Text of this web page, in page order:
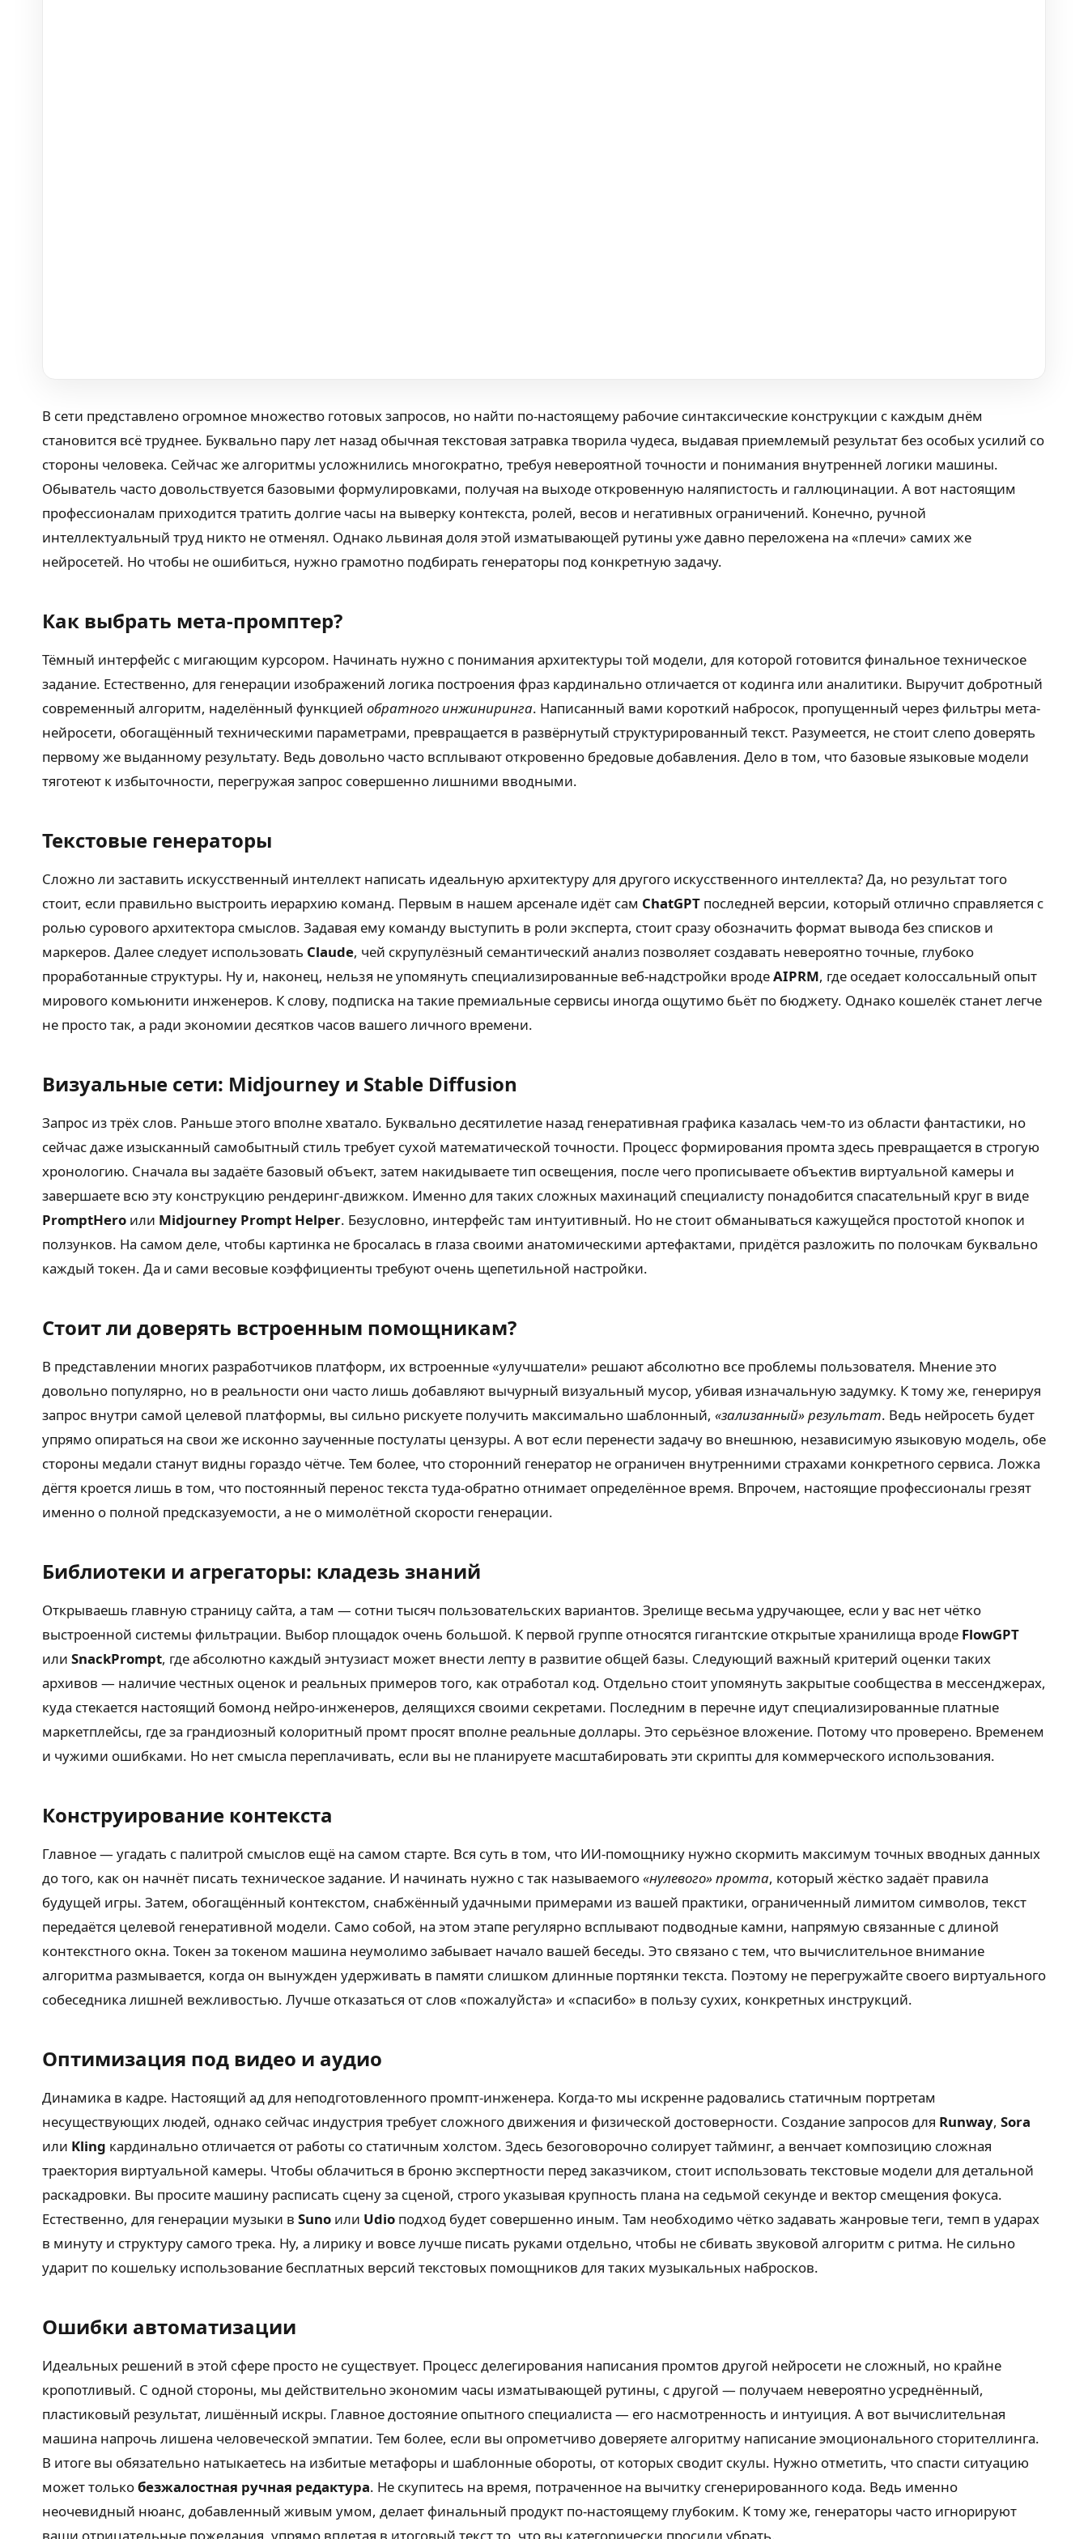
В сети представлено огромное множество готовых запросов, но найти по-настоящему рабочие синтаксические конструкции с каждым днём
становится всё труднее. Буквально пару лет назад обычная текстовая затравка творила чудеса, выдавая приемлемый результат без особых усилий со
стороны человека. Сейчас же алгоритмы усложнились многократно, требуя невероятной точности и понимания внутренней логики машины.
Обыватель часто довольствуется базовыми формулировками, получая на выходе откровенную наляпистость и галлюцинации. А вот настоящим
профессионалам приходится тратить долгие часы на выверку контекста, ролей, весов и негативных ограничений. Конечно, ручной
интеллектуальный труд никто не отменял. Однако львиная доля этой изматывающей рутины уже давно переложена на «плечи» самих же
нейросетей. Но чтобы не ошибиться, нужно грамотно подбирать генераторы под конкретную задачу.
Как выбрать мета-промптер?
Тёмный интерфейс с мигающим курсором. Начинать нужно с понимания архитектуры той модели, для которой готовится финальное техническое
задание. Естественно, для генерации изображений логика построения фраз кардинально отличается от кодинга или аналитики. Выручит добротный
современный алгоритм, наделённый функцией обратного инжиниринга. Написанный вами короткий набросок, пропущенный через фильтры мета-
нейросети, обогащённый техническими параметрами, превращается в развёрнутый структурированный текст. Разумеется, не стоит слепо доверять
первому же выданному результату. Ведь довольно часто всплывают откровенно бредовые добавления. Дело в том, что базовые языковые модели
тяготеют к избыточности, перегружая запрос совершенно лишними вводными.
Текстовые генераторы
Сложно ли заставить искусственный интеллект написать идеальную архитектуру для другого искусственного интеллекта? Да, но результат того
стоит, если правильно выстроить иерархию команд. Первым в нашем арсенале идёт сам ChatGPT последней версии, который отлично справляется с
ролью сурового архитектора смыслов. Задавая ему команду выступить в роли эксперта, стоит сразу обозначить формат вывода без списков и
маркеров. Далее следует использовать Claude, чей скрупулёзный семантический анализ позволяет создавать невероятно точные, глубоко
проработанные структуры. Ну и, наконец, нельзя не упомянуть специализированные веб-надстройки вродеAIPRM, где оседает колоссальный опыт
мирового комьюнити инженеров. К слову, подписка на такие премиальные сервисы иногда ощутимо бьёт по бюджету. Однако кошелёк станет легче
не просто так, а ради экономии десятков часов вашего личного времени.
Визуальные сети: Midjourney и Stable Diffusion
Запрос из трёх слов. Раньше этого вполне хватало. Буквально десятилетие назад генеративная графика казалась чем-то из области фантастики, но
сейчас даже изысканный самобытный стиль требует сухой математической точности. Процесс формирования промта здесь превращается в строгую
хронологию. Сначала вы задаёте базовый объект, затем накидываете тип освещения, после чего прописываете объектив виртуальной камеры и
завершаете всю эту конструкцию рендеринг-движком. Именно для таких сложных махинаций специалисту понадобится спасательный круг в виде
PromptHero или Midjourney Prompt Helper. Безусловно, интерфейс там интуитивный. Но не стоит обманываться кажущейся простотой кнопок и
ползунков. На самом деле, чтобы картинка не бросалась в глаза своими анатомическими артефактами, придётся разложить по полочкам буквально
каждый токен. Да и сами весовые коэффициенты требуют очень щепетильной настройки.
Стоит ли доверять встроенным помощникам?
В представлении многих разработчиков платформ, их встроенные «улучшатели» решают абсолютно все проблемы пользователя. Мнение это
довольно популярно, но в реальности они часто лишь добавляют вычурный визуальный мусор, убивая изначальную задумку. К тому же, генерируя
запрос внутри самой целевой платформы, вы сильно рискуете получить максимально шаблонный, «зализанный» результат. Ведь нейросеть будет
упрямо опираться на свои же исконно заученные постулаты цензуры. А вот если перенести задачу во внешнюю, независимую языковую модель, обе
стороны медали станут видны гораздо чётче. Тем более, что сторонний генератор не ограничен внутренними страхами конкретного сервиса. Ложка
дёгтя кроется лишь в том, что постоянный перенос текста туда-обратно отнимает определённое время. Впрочем, настоящие профессионалы грезят
именно о полной предсказуемости, а не о мимолётной скорости генерации.
Библиотеки и агрегаторы: кладезь знаний
Открываешь главную страницу сайта, а там — сотни тысяч пользовательских вариантов. Зрелище весьма удручающее, если у вас нет чётко
выстроенной системы фильтрации. Выбор площадок очень большой. К первой группе относятся гигантские открытые хранилища вроде FlowGPT
или SnackPrompt, где абсолютно каждый энтузиаст может внести лепту в развитие общей базы. Следующий важный критерий оценки таких
архивов — наличие честных оценок и реальных примеров того, как отработал код. Отдельно стоит упомянуть закрытые сообщества в мессенджерах,
куда стекается настоящий бомонд нейро-инженеров, делящихся своими секретами. Последним в перечне идут специализированные платные
маркетплейсы, где за грандиозный колоритный промт просят вполне реальные доллары. Это серьёзное вложение. Потому что проверено. Временем
и чужими ошибками. Но нет смысла переплачивать, если вы не планируете масштабировать эти скрипты для коммерческого использования.
Конструирование контекста
Главное — угадать с палитрой смыслов ещё на самом старте. Вся суть в том, что ИИ-помощнику нужно скормить максимум точных вводных данных
до того, как он начнёт писать техническое задание. И начинать нужно с так называемого«нулевого» промта, который жёстко задаёт правила
будущей игры. Затем, обогащённый контекстом, снабжённый удачными примерами из вашей практики, ограниченный лимитом символов, текст
передаётся целевой генеративной модели. Само собой, на этом этапе регулярно всплывают подводные камни, напрямую связанные с длиной
контекстного окна. Токен за токеном машина неумолимо забывает начало вашей беседы. Это связано с тем, что вычислительное внимание
алгоритма размывается, когда он вынужден удерживать в памяти слишком длинные портянки текста. Поэтому не перегружайте своего виртуального
собеседника лишней вежливостью. Лучше отказаться от слов «пожалуйста» и «спасибо» в пользу сухих, конкретных инструкций.
Оптимизация под видео и аудио
Динамика в кадре. Настоящий ад для неподготовленного промпт-инженера. Когда-то мы искренне радовались статичным портретам
несуществующих людей, однако сейчас индустрия требует сложного движения и физической достоверности. Создание запросов для Runway, Sora
или Kling кардинально отличается от работы со статичным холстом. Здесь безоговорочно солирует тайминг, а венчает композицию сложная
траектория виртуальной камеры. Чтобы облачиться в броню экспертности перед заказчиком, стоит использовать текстовые модели для детальной
раскадровки. Вы просите машину расписать сцену за сценой, строго указывая крупность плана на седьмой секунде и вектор смещения фокуса.
Естественно, для генерации музыки в Suno или Udio подход будет совершенно иным. Там необходимо чётко задавать жанровые теги, темп в ударах
в минуту и структуру самого трека. Ну, а лирику и вовсе лучше писать руками отдельно, чтобы не сбивать звуковой алгоритм с ритма. Не сильно
ударит по кошельку использование бесплатных версий текстовых помощников для таких музыкальных набросков.
Ошибки автоматизации
Идеальных решений в этой сфере просто не существует. Процесс делегирования написания промтов другой нейросети не сложный, но крайне
кропотливый. С одной стороны, мы действительно экономим часы изматывающей рутины, с другой — получаем невероятно усреднённый,
пластиковый результат, лишённый искры. Главное достояние опытного специалиста — его насмотренность и интуиция. А вот вычислительная
машина напрочь лишена человеческой эмпатии. Тем более, если вы опрометчиво доверяете алгоритму написание эмоционального сторителлинга.
В итоге вы обязательно натыкаетесь на избитые метафоры и шаблонные обороты, от которых сводит скулы. Нужно отметить, что спасти ситуацию
может толькобезжалостная ручная редактура. Не скупитесь на время, потраченное на вычитку сгенерированного кода. Ведь именно
неочевидный нюанс, добавленный живым умом, делает финальный продукт по-настоящему глубоким. К тому же, генераторы часто игнорируют